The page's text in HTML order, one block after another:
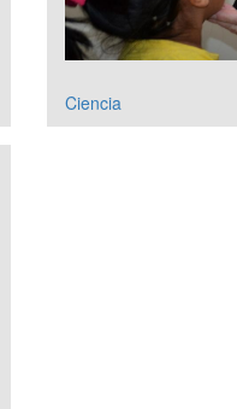
Ciencia